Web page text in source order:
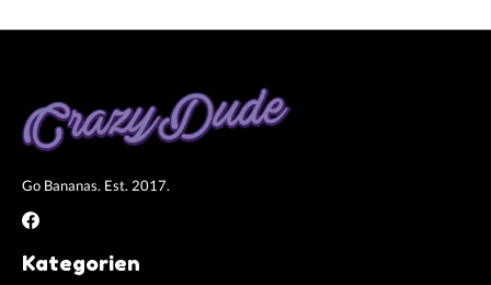
Go Bananas. Est. 2017.
Kategorien